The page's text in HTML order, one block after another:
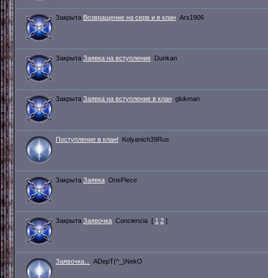
Закрыта Возвращение на серв и в клан Ars1906
Закрыта Заявка на вступление Dunkan
Закрыта Заявка на вступление в клан glukman
Поступление в клан! Kolyanich39Rus
Закрыта Заявка OnePiece
Закрыта Заявочка Conciencia [ 1 2 ]
Заявочка... ADepT(^_)NekO